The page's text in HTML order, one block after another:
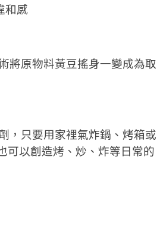
和感
將原物料黃豆搖身一變成為取
，只要用家裡氣炸鍋、烤箱或
可以創造烤、炒、炸等日常的